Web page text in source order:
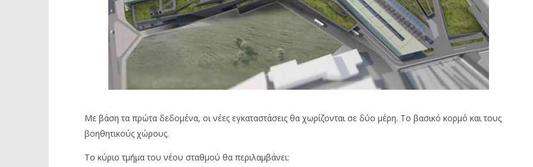
Με βάση τα πρώτα δεδομένα, οι νέες εγκαταστάσεις θα χωρίζονται σε δύο μέρη. Το βασικό κορμό και τους
βοηθητικούς χώρους.
Το κύριο τμήμα του νέου σταθμού θα περιλαμβάνει: